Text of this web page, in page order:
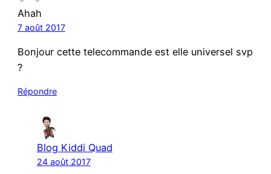
Ahah
7 août 2017
Bonjour cette telecommande est elle universel svp
?
Répondre
Blog Kiddi Quad
24 août 2017